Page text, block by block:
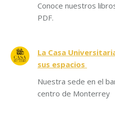
Conoce nuestros
PDF.
La Casa
sus espacios
Nuestra sede en el
centro de Monterrey